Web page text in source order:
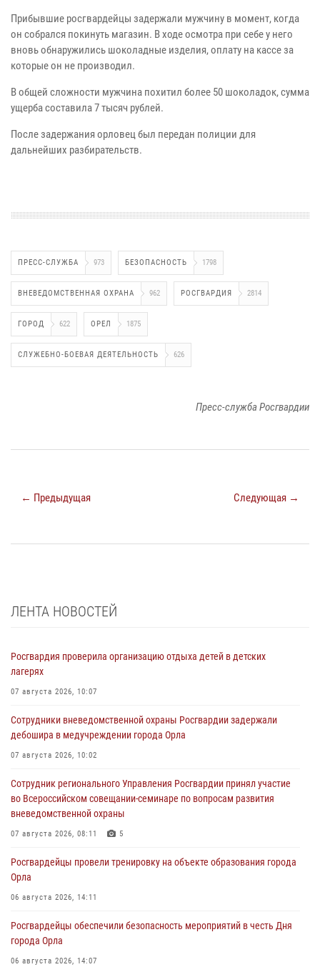
Прибывшие росгвардейцы задержали мужчину в момент, когда
он собрался покинуть магазин. В ходе осмотра при себе у него
вновь обнаружились шоколадные изделия, оплату на кассе за
которые он не производил.
В общей сложности мужчина похитил более 50 шоколадок, сумма
ущерба составила 7 тысяч рублей.
После задержания орловец был передан полиции для
дальнейших разбирательств.
ПРЕСС-СЛУЖБА 973 БЕЗОПАСНОСТЬ 1798
ВНЕВЕДОМСТВЕННАЯ ОХРАНА 962 РОСГВАРДИЯ 2814
ГОРОД 622 ОРЕЛ 1875
СЛУЖЕБНО-БОЕВАЯ ДЕЯТЕЛЬНОСТЬ 626
Пресс-служба Росгвардии
← Предыдущая Следующая →
ЛЕНТА НОВОСТЕЙ
Росгвардия проверила организацию отдыха детей в детских
лагерях
07 августа 2026, 10:07
Сотрудники вневедомственной охраны Росгвардии задержали
дебошира в медучреждении города Орла
07 августа 2026, 10:02
Сотрудник регионального Управления Росгвардии принял участие
во Всероссийском совещании-семинаре по вопросам развития
вневедомственной охраны
07 августа 2026, 08:11 5
Росгвардейцы провели тренировку на объекте образования города
Орла
06 августа 2026, 14:11
Росгвардейцы обеспечили безопасность мероприятий в честь Дня
города Орла
06 августа 2026, 14:07